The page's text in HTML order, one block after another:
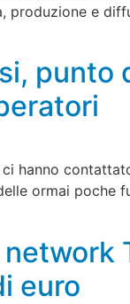
produzione e
punto
hanno
ormai poche
euro